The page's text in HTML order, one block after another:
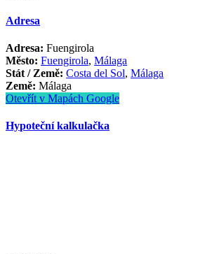
Adresa
Adresa: Fuengirola
Město: Fuengirola,Málaga
Stát / Země: Costa del Sol,Málaga
Země: Málaga
Otevřít v Mapách Google
Hypoteční kalkulačka